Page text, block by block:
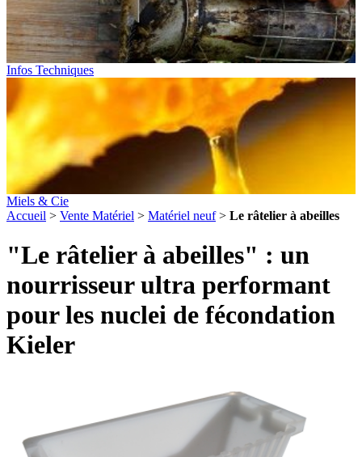
Infos Techniques
Miels & Cie
Accueil > Vente Matériel > Matériel neuf> Le râtelier à abeilles
"Le râtelier à abeilles" : un
nourrisseur ultra performant
pour les nuclei de fécondation
Kieler